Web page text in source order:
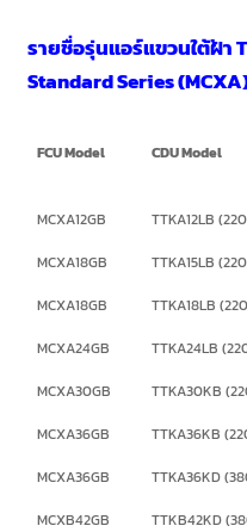
รายชื่อรุ่นแอร์แขวนใต้ฝ้า
Standard Series
FCU Model CDU Model
MCXA12GB
TTKA12LB
MCXA18GB
TTKA15LB
MCXA18GB
TTKA18LB
MCXA24GB
TTKA24LB
MCXA30GB
TTKA30KB
MCXA36GB
TTKA36KB
MCXA36GB
TTKA36KD
MCXB42GB
TTKB42KD